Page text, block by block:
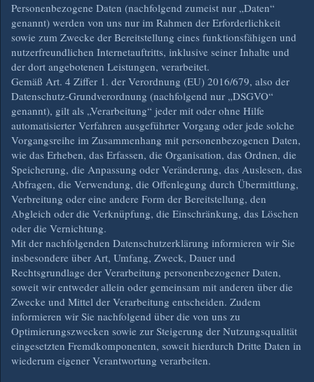
Personenbezogene Daten (nachfolgend zumeist nur „Daten“
genannt) werden von uns nur im Rahmen der Erforderlichkeit
sowie zum Zwecke der Bereitstellung eines funktionsfähigen und
nutzerfreundlichen Internetauftritts, inklusive seiner Inhalte und
der dort angebotenen Leistungen, verarbeitet.
Gemäß Art. 4 Ziffer 1. der Verordnung (EU) 2016/679, also der
Datenschutz-Grundverordnung (nachfolgend nur „DSGVO“
genannt), gilt als „Verarbeitung“ jeder mit oder ohne Hilfe
automatisierter Verfahren ausgeführter Vorgang oder jede solche
Vorgangsreihe im Zusammenhang mit personenbezogenen Daten,
wie das Erheben, das Erfassen, die Organisation, das Ordnen, die
Speicherung, die Anpassung oder Veränderung, das Auslesen, das
Abfragen, die Verwendung, die Offenlegung durch Übermittlung,
Verbreitung oder eine andere Form der Bereitstellung, den
Abgleich oder die Verknüpfung, die Einschränkung, das Löschen
oder die Vernichtung.
Mit der nachfolgenden Datenschutzerklärung informieren wir Sie
insbesondere über Art, Umfang, Zweck, Dauer und
Rechtsgrundlage der Verarbeitung personenbezogener Daten,
soweit wir entweder allein oder gemeinsam mit anderen über die
Zwecke und Mittel der Verarbeitung entscheiden. Zudem
informieren wir Sie nachfolgend über die von uns zu
Optimierungszwecken sowie zur Steigerung der Nutzungsqualität
eingesetzten Fremdkomponenten, soweit hierdurch Dritte Daten in
wiederum eigener Verantwortung verarbeiten.